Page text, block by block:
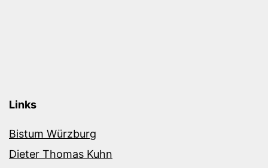
Links
Bistum Würzburg
Dieter Thomas Kuhn